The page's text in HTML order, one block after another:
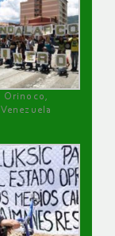
Orinoco,
Venezuela